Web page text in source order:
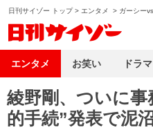
日刊サイゾー トップ> エンタメ > ガーシー
綾野剛、ついに
的手続”発表で泥
エンタメ お笑い ドラマ